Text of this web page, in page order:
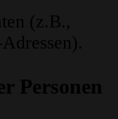
(z.B.,
Personen